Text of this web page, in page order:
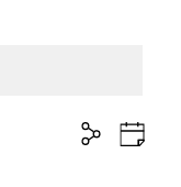
공
유
구
글